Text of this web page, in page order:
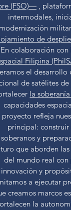
(FSO)—,
intermodales,
modernización
de
En colaboración
Filipina
el desarrollo
de satélites
la
capacidades
proyecto refleja
principal: construir
soberanos y
que aborden las
del mundo real con
innovación y
a ejecutar
creamos marcos
la